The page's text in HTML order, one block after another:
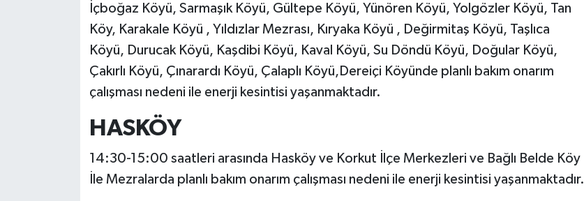
İçboğaz Köyü, Sarmaşık Köyü, Gültepe Köyü, Yünören Köyü, Yolgözler Köyü, Tan
Köy, Karakale Köyü , Yıldızlar Mezrası, Kıryaka Köyü , Değirmitaş Köyü, Taşlıca
Köyü, Durucak Köyü, Kaşdibi Köyü, Kaval Köyü, Su Döndü Köyü, Doğular Köyü,
Çakırlı Köyü, Çınarardı Köyü, Çalaplı Köyü,Dereiçi Köyünde planlı bakım onarım
çalışması nedeni ile enerji kesintisi yaşanmaktadır.
HASKÖY
14:30-15:00 saatleri arasında Hasköy ve Korkut İlçe Merkezleri ve Bağlı Belde Köy
İle Mezralarda planlı bakım onarım çalışması nedeni ile enerji kesintisi yaşanmaktadır.